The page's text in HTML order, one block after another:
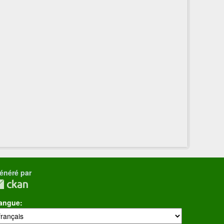
par